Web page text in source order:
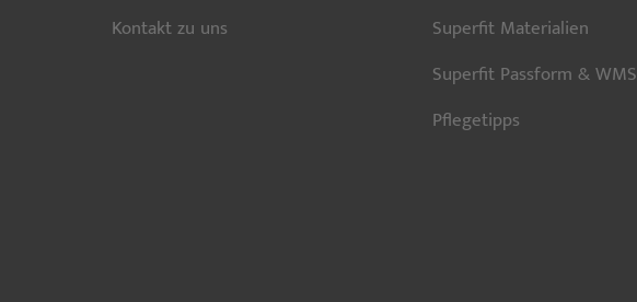
Kontakt zu uns
Superfit Materialien
Superfit Passform & WMS
Pflegetipps